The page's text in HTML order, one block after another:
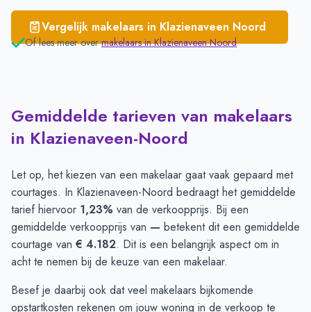
Vergelijk makelaars in Klazienaveen Noord
Of lees meer over makelaars inKlazienaveen Noord
Gemiddelde tarieven van makelaars
in Klazienaveen-Noord
Let op, het kiezen van een makelaar gaat vaak gepaard met
courtages. In Klazienaveen-Noord bedraagt het gemiddelde
tarief hiervoor 1,23% van de verkoopprijs. Bij een
gemiddelde verkoopprijs van — betekent dit een gemiddelde
courtage van € 4.182. Dit is een belangrijk aspect om in
acht te nemen bij de keuze van een makelaar.
Besef je daarbij ook dat veel makelaars bijkomende
opstartkosten rekenen om jouw woning in de verkoop te